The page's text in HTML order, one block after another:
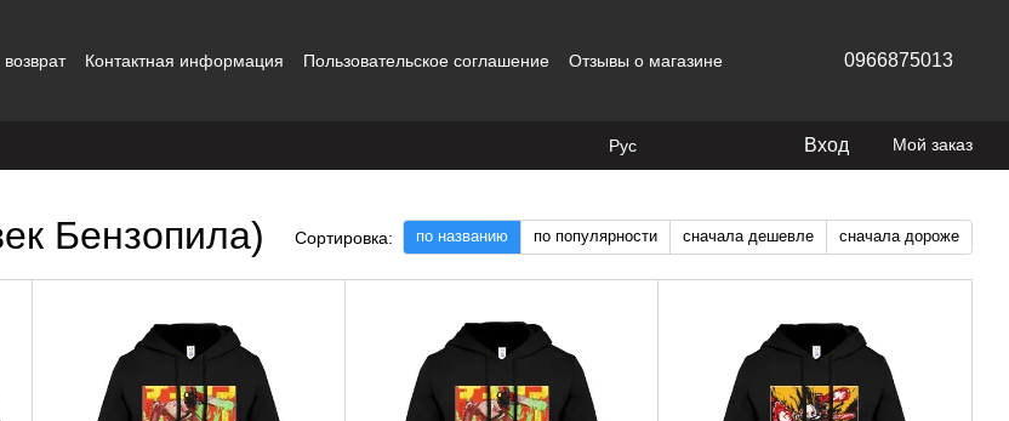
Контактная информация Пользовательское соглашение
Отзывы о магазине
0966875013
Рус Вход Мой заказ
Бензопила) Сортировка: по названию по популярности сначала дешевле сначала дороже